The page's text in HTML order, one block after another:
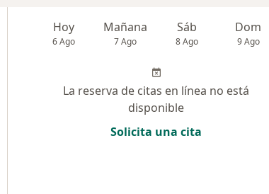
Hoy
6 Ago
Mañana
7 Ago
Sáb
8 Ago
Dom
9 Ago
La reserva de citas en línea no está
disponible
Solicita una cita